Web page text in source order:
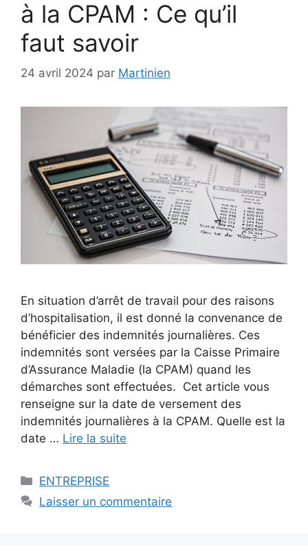
à la CPAM : Ce qu’il
faut savoir
24 avril 2024 par Martinien
En situation d’arrêt de travail pour des raisons
d’hospitalisation, il est donné la convenance de
bénéficier des indemnités journalières. Ces
indemnités sont versées par la Caisse Primaire
d’Assurance Maladie (la CPAM) quand les
démarches sont effectuées. Cet article vous
renseigne sur la date de versement des
indemnités journalières à la CPAM. Quelle est la
date … Lire la suite
Catégories
ENTREPRISE
Laisser un commentaire